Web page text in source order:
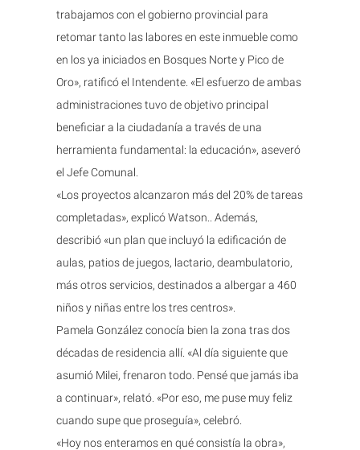
trabajamos con el gobierno provincial para
retomar tanto las labores en este inmueble como
en los ya iniciados en Bosques Norte y Pico de
Oro», ratificó el Intendente. «El esfuerzo de ambas
administraciones tuvo de objetivo principal
beneficiar a la ciudadanía a través de una
herramienta fundamental: la educación», aseveró
el Jefe Comunal.
«Los proyectos alcanzaron más del 20% de tareas
completadas», explicó Watson.. Además,
describió «un plan que incluyó la edificación de
aulas, patios de juegos, lactario, deambulatorio,
más otros servicios, destinados a albergar a 460
niños y niñas entre los tres centros».
Pamela González conocía bien la zona tras dos
décadas de residencia allí. «Al día siguiente que
asumió Milei, frenaron todo. Pensé que jamás iba
a continuar», relató. «Por eso, me puse muy feliz
cuando supe que proseguía», celebró.
«Hoy nos enteramos en qué consistía la obra»,